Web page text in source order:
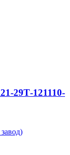
29Т-121110-